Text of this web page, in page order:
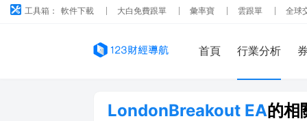
工具箱： 軟件下載 大白免費跟單 彙率寶 雲跟單 全球
首頁 行業分析
LondonBreakout EA的相